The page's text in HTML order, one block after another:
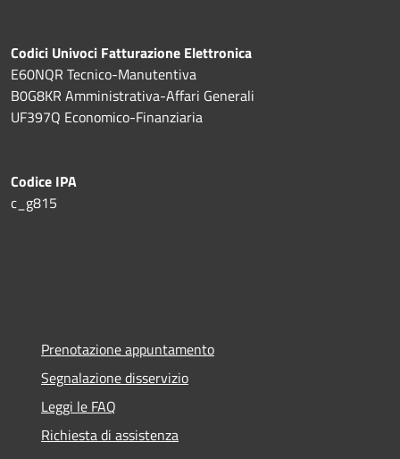
Codici Univoci Fatturazione Elettronica
E60NQR Tecnico-Manutentiva
B0G8KR Amministrativa-Affari Generali
UF397Q Economico-Finanziaria
Codice IPA
c_g815
Prenotazione appuntamento
Segnalazione disservizio
Leggi le FAQ
Richiesta di assistenza